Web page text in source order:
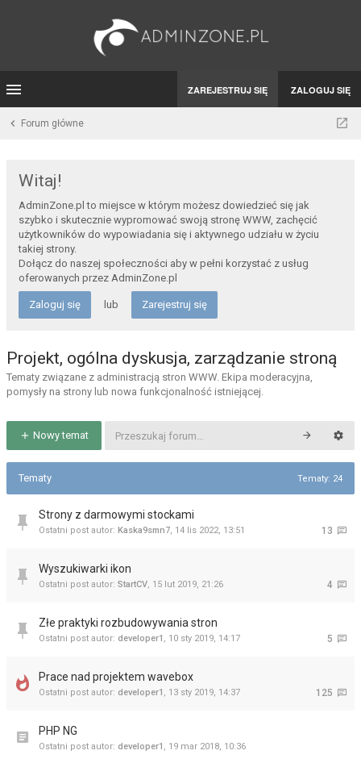
ZAREJESTRUJ SIĘ ZALOGUJ SIĘ
Forum główne
Witaj!
AdminZone.pl to miejsce w którym możesz dowiedzieć się jak
szybko i skutecznie wypromować swoją stronę WWW, zachęcić
użytkowników do wypowiadania się i aktywnego udziału w życiu
takiej strony.
Dołącz do naszej społeczności aby w pełni korzystać z usług
oferowanych przez AdminZone.pl
Zaloguj się lub Zarejestruj się
Projekt, ogólna dyskusja, zarządzanie stroną
Tematy związane z administracją stron WWW. Ekipa moderacyjna,
pomysły na strony lub nowa funkcjonalność istniejącej.
Nowy temat
Tematy Tematy: 24
Strony z darmowymi stockami
13
Ostatni post autor: Kaska9smn7, 14 lis 2022, 13:51
Wyszukiwarki ikon
4
Ostatni post autor: StartCV, 15 lut 2019, 21:26
Złe praktyki rozbudowywania stron
5
Ostatni post autor: developer1 , 10 sty 2019, 14:17
Prace nad projektem wavebox
125
Ostatni post autor: developer1 , 13 sty 2019, 14:37
PHP NG
Ostatni post autor: developer1 , 19 mar 2018, 10:36